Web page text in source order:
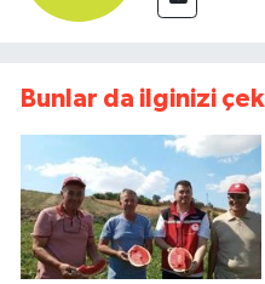
Bunlar da ilginizi